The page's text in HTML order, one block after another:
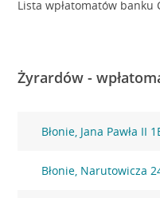
Lista wpłatomatów banku
Żyrardów -
Błonie, Jana Pawła II
Błonie, Narutowicza